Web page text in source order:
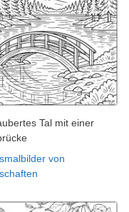
Tal mit einer
von